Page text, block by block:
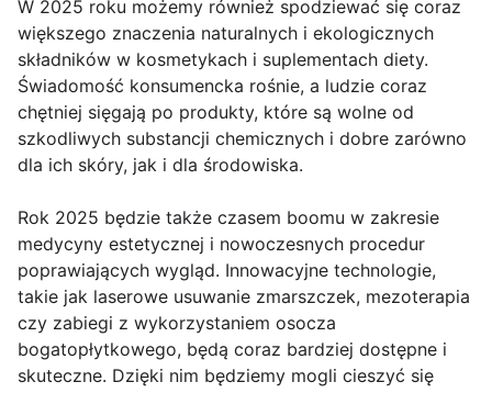
W 2025 roku możemy również spodziewać się coraz
większego znaczenia naturalnych i ekologicznych
składników w kosmetykach i suplementach diety.
Świadomość konsumencka rośnie, a ludzie coraz
chętniej sięgają po produkty, które są wolne od
szkodliwych substancji chemicznych i dobre zarówno
dla ich skóry, jak i dla środowiska.
Rok 2025 będzie także czasem boomu w zakresie
medycyny estetycznej i nowoczesnych procedur
poprawiających wygląd. Innowacyjne technologie,
takie jak laserowe usuwanie zmarszczek, mezoterapia
czy zabiegi z wykorzystaniem osocza
bogatopłytkowego, będą coraz bardziej dostępne i
skuteczne. Dzięki nim będziemy mogli cieszyć się